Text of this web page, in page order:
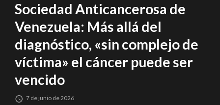
Sociedad Anticancerosa de
Venezuela: Más allá del
diagnóstico, «sin complejo de
víctima» el cáncer puede ser
vencido
7 de junio de 2026